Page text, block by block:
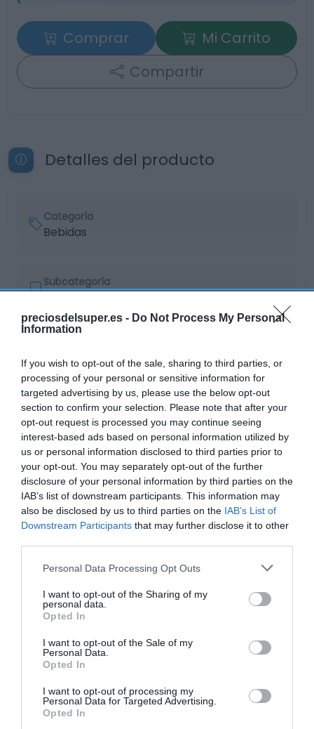
preciosdelsuper.es - Do Not Process My Personal
Information
If you wish to opt-out of the sale, sharing to third parties, or
processing of your personal or sensitive information for
targeted advertising by us, please use the below opt-out
section to confirm your selection. Please note that after your
opt-out request is processed you may continue seeing
interest-based ads based on personal information utilized by
us or personal information disclosed to third parties prior to
your opt-out. You may separately opt-out of the further
disclosure of your personal information by third parties on the
IAB’s list of downstream participants. This information may
also be disclosed by us to third parties on the IAB’s List of
Downstream Participants that may further disclose it to other
Please note that this website/app uses one or more Google
not limited to your visit or usage behaviour. You may click to
grant or deny consent to Google and its third-party tags to
use your data for below specified purposes in below Google
consent section.
Personal Data Processing Opt Outs
I want to opt-out of the Sharing of my
personal data.
Opted In
I want to opt-out of the Sale of my
Personal Data.
Opted In
I want to opt-out of processing my
Personal Data for Targeted Advertising.
Opted In
Comprar
Mi Carrito
Compartir
Detalles del producto
Categoría
Bebidas
Subcategoría
EL CORTE INGLÉS
Seguimiento desde
04 May 2023
Descripción del producto
Información general
Denominación del alimento:
BODEGAS NODUS S.L.Dirección del operador:
Finca el Renegado s/n, 46315, Caudete De Las
750 MililitrosOtras menciones obligatorias en la
etiqueta:
Denominación de origen Utiel-RequenaNotas de
cata Color amarillo pajizo con destellos de oro,
limpio y brillante. Aromas integrados, de la propia